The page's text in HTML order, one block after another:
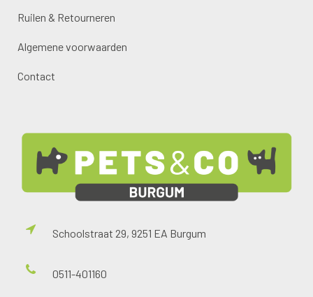
Ruilen & Retourneren
Algemene voorwaarden
Contact
Schoolstraat 29, 9251 EA Burgum
0511-401160